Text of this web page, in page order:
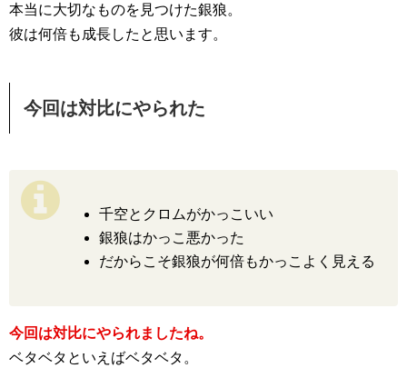
本当に大切なものを見つけた銀狼。
彼は何倍も成長したと思います。
今回は対比にやられた
千空とクロムがかっこいい
銀狼はかっこ悪かった
だからこそ銀狼が何倍もかっこよく見える
今回は対比にやられましたね。
ベタベタといえばベタベタ。